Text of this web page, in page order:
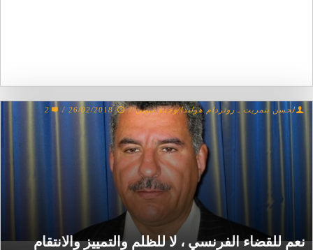
نعم للقضاء الفرنسي ، لا للظلم والتمييز والانتقام
لحسن بنمريت ـ روتردام هولندا/وجدة سيتي /
26/02/2018
/
2